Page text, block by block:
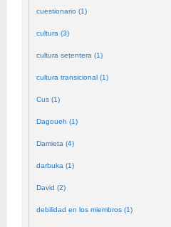
cuestionario (1)
cultura (3)
cultura setentera (1)
cultura transicional (1)
Cus (1)
Dagoueh (1)
Damieta (4)
darbuka (1)
David (2)
debilidad en los miembros (1)